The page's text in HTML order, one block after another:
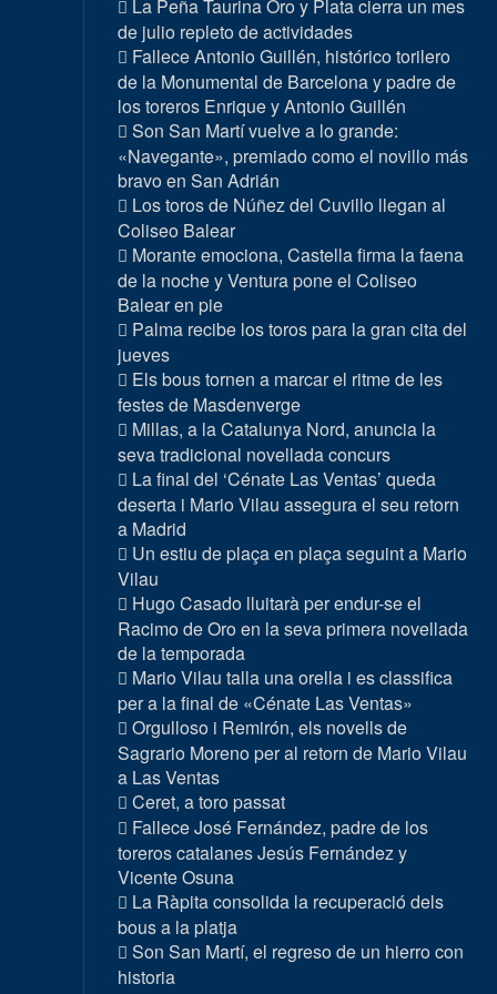
La Peña Taurina Oro y Plata cierra un mes
de julio repleto de actividades
Fallece Antonio Guillén, histórico torilero
de la Monumental de Barcelona y padre de
los toreros Enrique y Antonio Guillén
Son San Martí vuelve a lo grande:
«Navegante», premiado como el novillo más
bravo en San Adrián
Los toros de Núñez del Cuvillo llegan al
Coliseo Balear
Morante emociona, Castella firma la faena
de la noche y Ventura pone el Coliseo
Balear en pie
Palma recibe los toros para la gran cita del
jueves
Els bous tornen a marcar el ritme de les
festes de Masdenverge
Millas, a la Catalunya Nord, anuncia la
seva tradicional novellada concurs
La final del ‘Cénate Las Ventas’ queda
deserta i Mario Vilau assegura el seu retorn
a Madrid
Un estiu de plaça en plaça seguint a Mario
Vilau
Hugo Casado lluitarà per endur-se el
Racimo de Oro en la seva primera novellada
de la temporada
Mario Vilau talla una orella i es classifica
per a la final de «Cénate Las Ventas»
Orgulloso i Remirón, els novells de
Sagrario Moreno per al retorn de Mario Vilau
a Las Ventas
Ceret, a toro passat
Fallece José Fernández, padre de los
toreros catalanes Jesús Fernández y
Vicente Osuna
La Ràpita consolida la recuperació dels
bous a la platja
Son San Martí, el regreso de un hierro con
historia